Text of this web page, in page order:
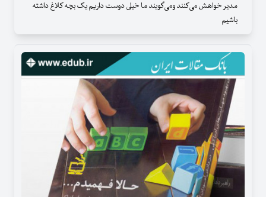
مدیر خواهش می‌کنند ومی‌گویند ما خیلی دوست داریم یک بچه کلاغ داشته
باشیم